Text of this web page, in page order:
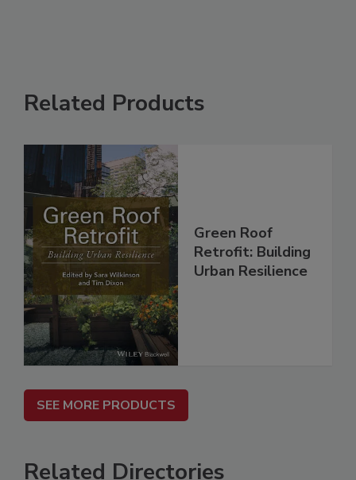
Related Products
Green Roof
Retrofit: Building
Urban Resilience
SEE MORE PRODUCTS
Related Directories